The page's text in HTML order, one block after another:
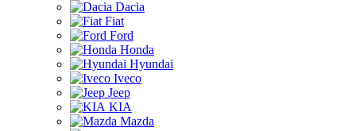
Dacia
Fiat
Ford
Honda
Hyundai
Iveco
Jeep
KIA
Mazda